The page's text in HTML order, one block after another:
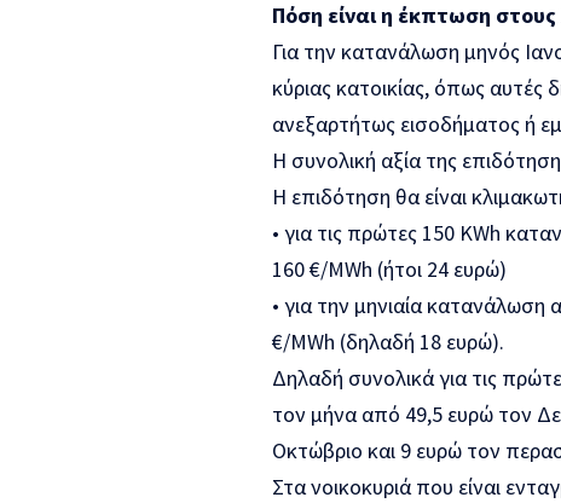
Πόση είναι η έκπτωση
Για την κατανάλωση μηνός
κύριας κατοικίας, όπως
ανεξαρτήτως εισοδήματος ή
Η συνολική αξία της
Η επιδότηση θα είναι
• για τις πρώτες 150 KWh
160 €/MWh (ήτοι 24 ευρώ)
• για την μηνιαία κατανάλωση
€/MWh (δηλαδή 18 ευρώ).
Δηλαδή συνολικά για τις
τον μήνα από 49,5 ευρώ τον
Οκτώβριο και 9 ευρώ τον
Στα νοικοκυριά που είναι